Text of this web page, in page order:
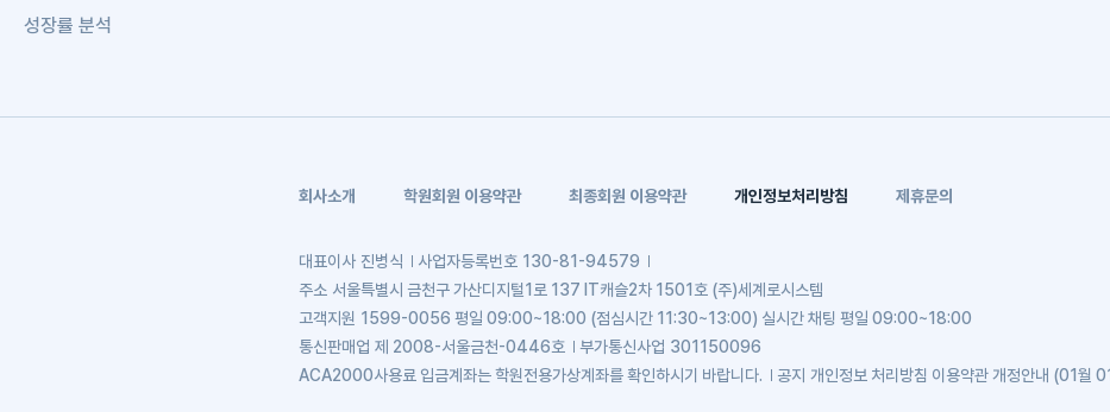
성장률 분석
회사소개 학원회원 이용약관 최종회원 이용약관 개인정보처리방침 제휴문의
대표이사 진병식 사업자등록번호 130-81-94579
주소 서울특별시 금천구 가산디지털1로 137 IT캐슬2차 1501호 (주)세계로시스템
고객지원 1599-0056 평일 09:00~18:00 (점심시간 11:30~13:00) 실시간 채팅 평일 09:00~18:00
통신판매업 제 2008-서울금천-0446호 부가통신사업 301150096
ACA2000사용료 입금계좌는 학원전용가상계좌를 확인하시기 바랍니다.
공지 개인정보 처리방침 이용약관 개정안내 (01월